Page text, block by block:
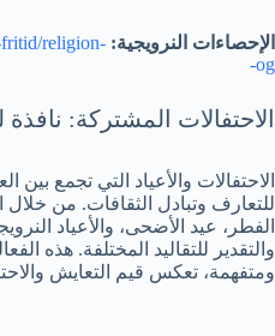
الإحصاءات النرويجية: religion-
og-
الاحتفالات المشتركة:
الاحتفالات والأعياد التي تجمع
للتعارف وتبادل الثقافات. من خلال
الفطر، عيد الأضحى، والأعياد
والتقدير للتقاليد المختلفة. هذه
ومتفهمة، تعكس قيم التعايش